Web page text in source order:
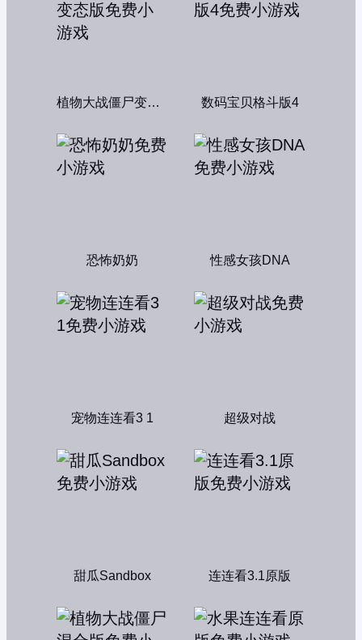
植物大战僵尸变态版 数码宝贝格斗版4
恐怖奶奶 性感女孩DNA
宠物连连看3 1 超级对战
甜瓜Sandbox 连连看3.1原版